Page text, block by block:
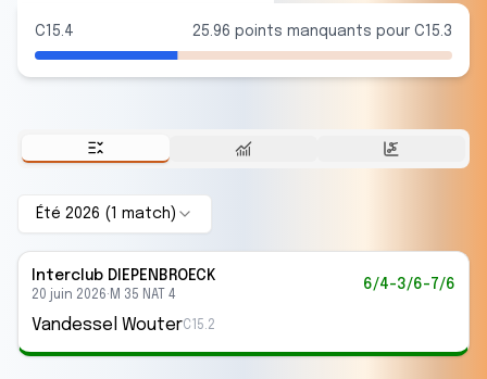
C15.4 25.96 points manquants pour C15.3
Été 2026 ( match )
Interclub DIEPENBROECK
20 juin 2026· M 35 NAT 4
6/4-3/6-7/6
Vandessel WouterC15.2